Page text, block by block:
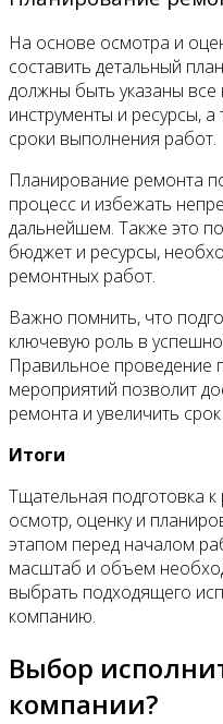
На основе осмотра и
составить детальный
должны быть указаны
инструменты и ресурсы,
сроки выполнения работ.
Планирование ремонта
процесс и избежать
дальнейшем. Также это
бюджет и ресурсы,
ремонтных работ.
Важно помнить, что
ключевую роль в
Правильное проведение
мероприятий позволит
ремонта и увеличить
Итоги
Тщательная подготовка
осмотр, оценку и
этапом перед началом
масштаб и объем
выбрать подходящего
компанию.
Выбор
компании?